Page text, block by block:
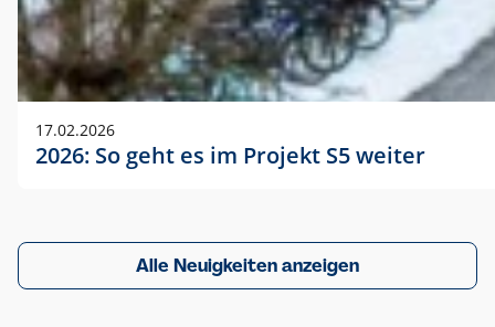
17.02.2026
2026: So geht es im Projekt S5 weiter
Alle Neuigkeiten anzeigen